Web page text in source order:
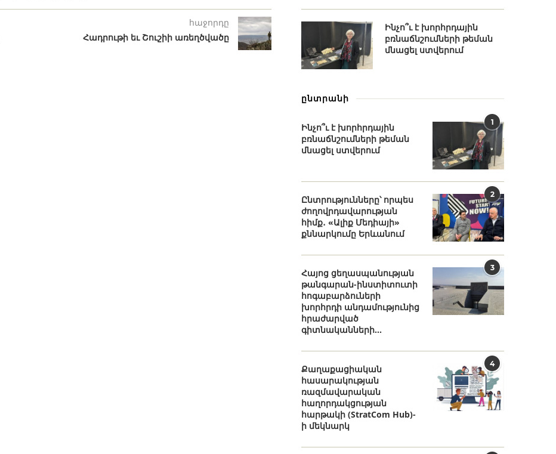
հաջորդը
Հադրութի եւ Շուշիի առեղծվածը
Ինչո՞ւ է խորհրդային
բռնաճնշումների թեման
մնացել ստվերում
ընտրանի
1
Ինչո՞ւ է խորհրդային
բռնաճնշումների թեման
մնացել ստվերում
2
Ընտրությունները՝ որպես
ժողովրդավարության
հիմք․ «Ալիք Մեդիայի»
քննարկումը Երևանում
3
Հայոց ցեղասպանության
թանգարան-ինստիտուտի
հոգաբարձուների
խորհրդի անդամությունից
հրաժարված
գիտնականների...
4
Քաղաքացիական
հասարակության
ռազմավարական
հաղորդակցության
հարթակի (StratCom Hub)-
ի մեկնարկ